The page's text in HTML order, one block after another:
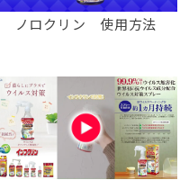
ノロクリン 使用方法